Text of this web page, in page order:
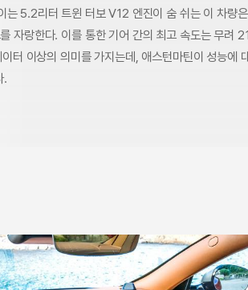
는 5.2리터 트윈 터보 V12 엔진이 숨 쉬는 이 차량
자랑한다. 이를 통한 기어 간의 최고 속도는 무려
이상의 의미를 가지는데, 애스턴마틴이 성능에
.